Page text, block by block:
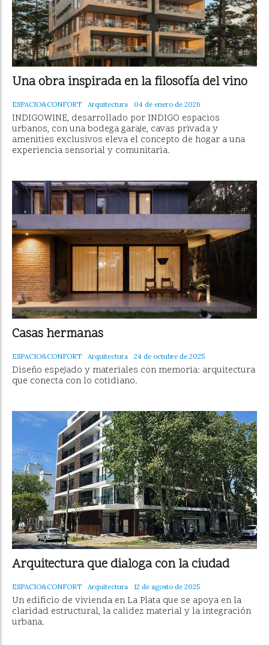
Una obra inspirada en la filosofía del vino
ESPACIO&CONFORT Arquitectura 04 de enero de 2026
INDIGOWINE, desarrollado por INDIGO espacios
urbanos, con una bodega garaje, cavas privada y
amenities exclusivos eleva el concepto de hogar a una
experiencia sensorial y comunitaria.
Casas hermanas
ESPACIO&CONFORT Arquitectura 24 de octubre de 2025
Diseño espejado y materiales con memoria: arquitectura
que conecta con lo cotidiano.
Arquitectura que dialoga con la ciudad
ESPACIO&CONFORT Arquitectura 12 de agosto de 2025
Un edificio de vivienda en La Plata que se apoya en la
claridad estructural, la calidez material y la integración
urbana.